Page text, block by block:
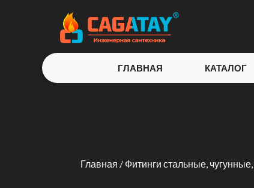
ГЛАВНАЯ КАТАЛОГ
Главная / Фитинги стальные,